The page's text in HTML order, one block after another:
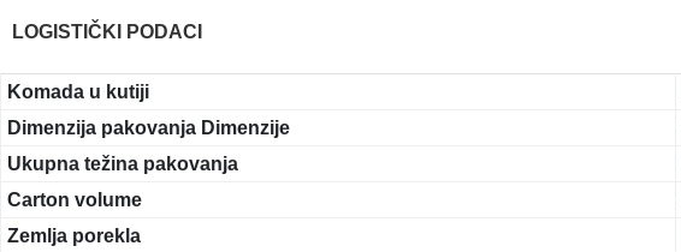
LOGISTIČKI PODACI
Komada u kutiji
Dimenzija pakovanja Dimenzije
Ukupna težina pakovanja
Carton volume
Zemlja porekla